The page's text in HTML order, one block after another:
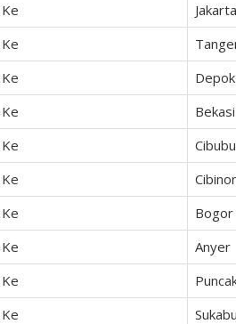
Jakarta
Depok
Bekasi
Bogor
Anyer